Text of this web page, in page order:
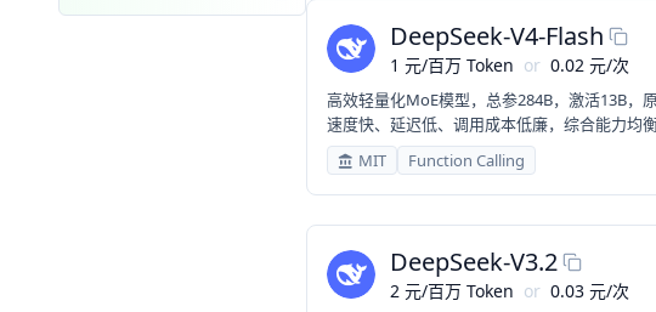
DeepSeek-V4-Flash
1 元/百万 Token or 0.02 元/次
高效轻量化MoE模型，总参284B，激活13B，
速度快、延迟低、调用成本低廉，综合能力均
日常对话、内容创作、基础 RAG、批量文案处
MIT Function Calling
DeepSeek-V3.2
2 元/百万 Token or 0.03 元/次